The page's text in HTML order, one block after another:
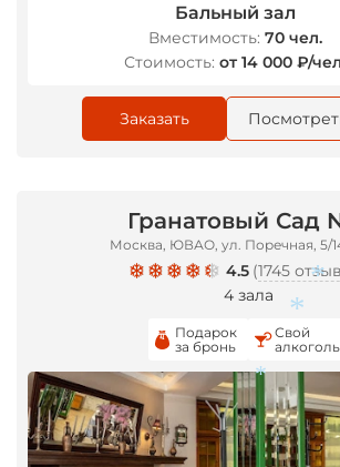
Бальный зал
Вместимость: 70 чел.
Стоимость: от 14 000 ₽/
Заказать
Гранатовый Сад
Москва, ЮВАО, ул. Поречная, 5/
4.5 (1745
4 зала
Подарок
за бронь
Свой
алкоголь
*
*
*